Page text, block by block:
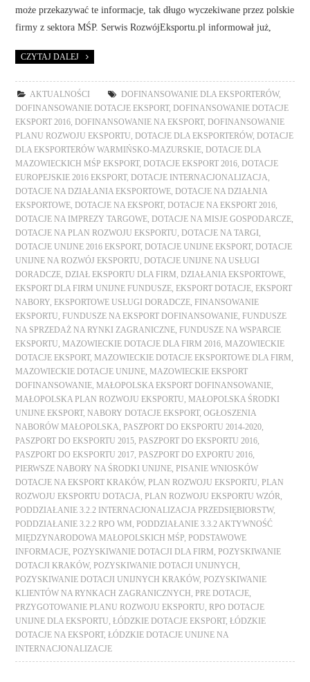
może przekazywać te informacje, tak długo wyczekiwane przez polskie
firmy z sektora MŚP. Serwis RozwójEksportu.pl informował już,
CZYTAJ DALEJ
AKTUALNOŚCI DOFINANSOWANIE DLA EKSPORTERÓW,
DOFINANSOWANIE DOTACJE EKSPORT,
DOFINANSOWANIE DOTACJE
EKSPORT 2016
DOFINANSOWANIE NA EKSPORT,
DOFINANSOWANIE
PLANU ROZWOJU EKSPORTU
DOTACJE DLA EKSPORTERÓW,
DOTACJE
DLA EKSPORTERÓW WARMIŃSKO-MAZURSKIE
DOTACJE DLA
MAZOWIECKICH MŚP EKSPORT, DOTACJE EKSPORT 2016
DOTACJE
EUROPEJSKIE 2016 EKSPORT, DOTACJE INTERNACJONALIZACJA
DOTACJE NA DZIAŁANIA EKSPORTOWE
DOTACJE NA DZIAŁNIA
EKSPORTOWE
DOTACJE NA EKSPORT, DOTACJE NA EKSPORT 2016
DOTACJE NA IMPREZY TARGOWE
DOTACJE NA MISJE GOSPODARCZE
DOTACJE NA PLAN ROZWOJU EKSPORTU
DOTACJE NA TARGI
DOTACJE UNIJNE 2016 EKSPORT, DOTACJE UNIJNE EKSPORT,
DOTACJE
UNIJNE NA ROZWÓJ EKSPORTU
DOTACJE UNIJNE NA USŁUGI
DORADCZE
DZIAŁ EKSPORTU DLA FIRM DZIAŁANIA EKSPORTOWE
EKSPORT DLA FIRM UNIJNE FUNDUSZE
EKSPORT DOTACJE
EKSPORT
NABORY
EKSPORTOWE USŁUGI DORADCZE
FINANSOWANIE
EKSPORTU
FUNDUSZE NA EKSPORT DOFINANSOWANIE
FUNDUSZE
NA SPRZEDAŻ NA RYNKI ZAGRANICZNE
FUNDUSZE NA WSPARCIE
EKSPORTU
MAZOWIECKIE DOTACJE DLA FIRM 2016
MAZOWIECKIE
DOTACJE EKSPORT, MAZOWIECKIE DOTACJE EKSPORTOWE DLA FIRM
MAZOWIECKIE DOTACJE UNIJNE
MAZOWIECKIE EKSPORT
DOFINANSOWANIE
MAŁOPOLSKA EKSPORT DOFINANSOWANIE
MAŁOPOLSKA PLAN ROZWOJU EKSPORTU
MAŁOPOLSKA ŚRODKI
UNIJNE EKSPORT, NABORY DOTACJE EKSPORT,OGŁOSZENIA
NABORÓW MAŁOPOLSKA
PASZPORT DO EKSPORTU 2014-2020
PASZPORT DO EKSPORTU 2015
PASZPORT DO EKSPORTU 2016
PASZPORT DO EKSPORTU 2017
PASZPORT DO EXPORTU 2016
PIERWSZE NABORY NA ŚRODKI UNIJNE
PISANIE WNIOSKÓW
DOTACJE NA EKSPORT KRAKÓW, PLAN ROZWOJU EKSPORTU
PLAN
ROZWOJU EKSPORTU DOTACJA
PLAN ROZWOJU EKSPORTU WZÓR
PODDZIAŁANIE 3.2.2 INTERNACJONALIZACJA PRZEDSIĘBIORSTW,
PODDZIAŁANIE 3.2.2 RPO WM
PODDZIAŁANIE 3.3.2 AKTYWNOŚĆ
MIĘDZYNARODOWA MAŁOPOLSKICH MŚP
PODSTAWOWE
INFORMACJE
POZYSKIWANIE DOTACJI DLA FIRM
POZYSKIWANIE
DOTACJI KRAKÓW, POZYSKIWANIE DOTACJI UNIJNYCH
POZYSKIWANIE DOTACJI UNIJNYCH KRAKÓW, POZYSKIWANIE
KLIENTÓW NA RYNKACH ZAGRANICZNYCH
PRE DOTACJE
PRZYGOTOWANIE PLANU ROZWOJU EKSPORTU
RPO DOTACJE
UNIJNE DLA EKSPORTU ,ŁÓDZKIE DOTACJE EKSPORT,ŁÓDZKIE
DOTACJE NA EKSPORT,ŁÓDZKIE DOTACJE UNIJNE NA
INTERNACJONALIZACJE